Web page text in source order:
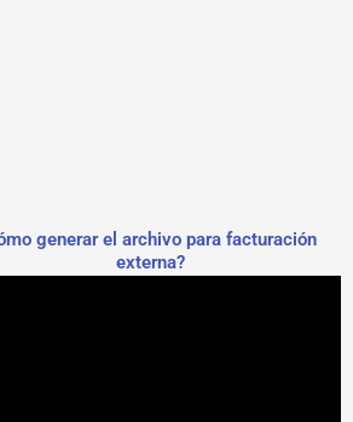
generar el archivo para facturación
externa?